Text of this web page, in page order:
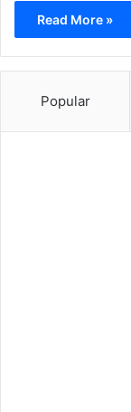
Read More »
Popular